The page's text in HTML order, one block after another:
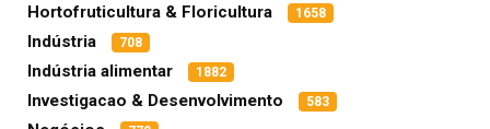
Hortofruticultura & Floricultura 1658
Indústria 708
Indústria alimentar 1882
Investigacao & Desenvolvimento 583